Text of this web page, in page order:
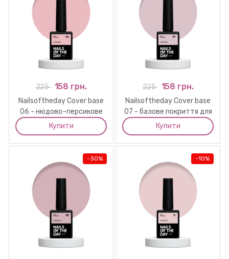
225 158 грн.
Nailsoftheday Cover base
06 - нюдово–персикове
базове покриття для
нігтів, 10 мл
Купити
225 158 грн.
Nailsoftheday Cover base
07 - базове покриття для
нігтів кольору латте, 10
мл
Купити
-30% -10%